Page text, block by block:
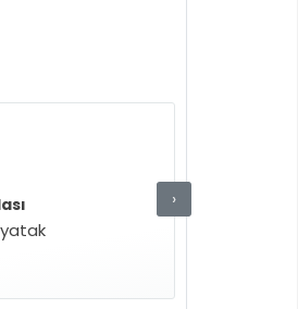
yatak
›